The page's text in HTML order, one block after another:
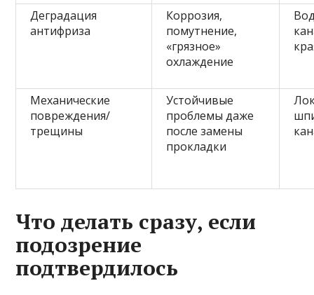
Деградация
антифриза
Коррозия,
помутнение,
«грязное»
охлаждение
Механические
повреждения/
трещины
Устойчивые
проблемы даже
после замены
прокладки
Что делать сразу, если
подозрение
подтвердилось